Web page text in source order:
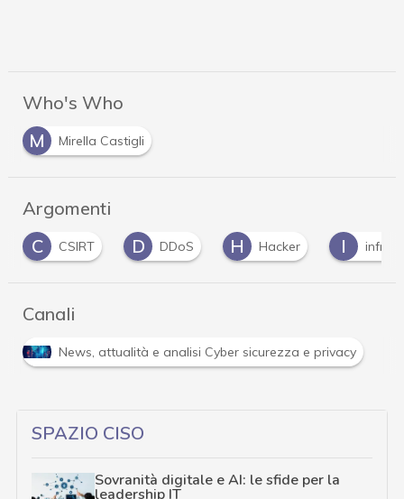
Who's Who
M
Mirella Castigli
Argomenti
C
CSIRT D DDoS H Hacker I
Canali
News, attualità e analisi Cyber sicurezza e privacy
SPAZIO CISO
Sovranità digitale e AI: le sfide per la
leadership IT